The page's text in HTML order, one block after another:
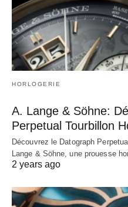
HORLOGERIE
A. Lange & Söhne:
Perpetual Tourbillon
Découvrez le Datograph
Lange & Söhne, une prouesse
2 years ago